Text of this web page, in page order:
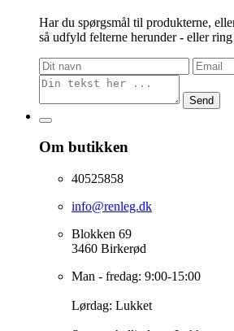
Har du spørgsmål til produkterne,
så udfyld felterne herunder - eller
Send
Om butikken
40525858
info@renleg.dk
Blokken 69
3460 Birkerød
Man - fredag: 9:00-15:00
Lørdag: Lukket